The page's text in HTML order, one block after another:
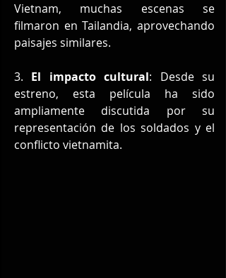
Vietnam, muchas escenas se
filmaron en Tailandia, aprovechando
paisajes similares.
3. El impacto cultural: Desde su
estreno, esta película ha sido
ampliamente discutida por su
representación de los soldados y el
conflicto vietnamita.